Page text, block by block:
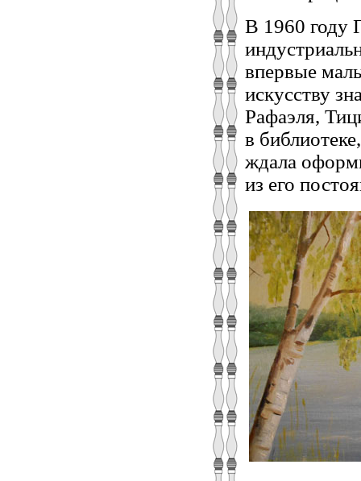
В 1960 году
впервые
искусству
Рафаэля,
в
ждала
из его